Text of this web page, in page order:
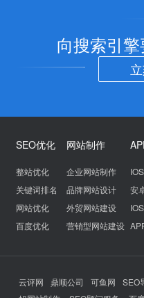
向搜索引
SEO优化
整站优化
关键词排名
网站优化
百度优化
网站制作
企业网站制作
品牌网站设计
外贸网站建设
营销型网站建设
安
云评网 鼎顺公司 可鱼网 SEO